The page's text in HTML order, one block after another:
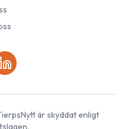
är skyddat enligt